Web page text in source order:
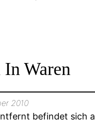
Waren
2010
befindet sich